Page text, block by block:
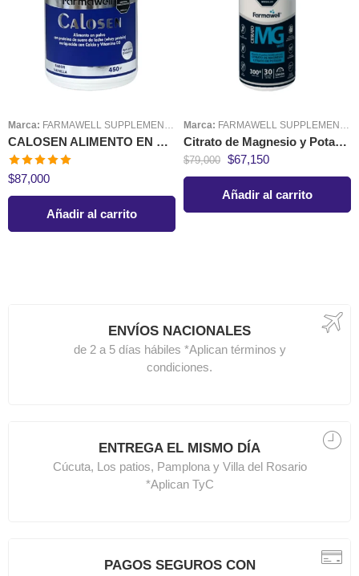
Marca: FARMAWELL SUPPLEMENTS
CALOSEN ALIMENTO EN POLVO CON CALCIO Y VITAMINA D3
Valorado en
5.00
$87,000
Añadir al carrito
Marca: FARMAWELL SUPPLEMENTS
Citrato de Magnesio y Potasio 300 gr Farmawell
$79,000 $67,150
Añadir al carrito
ENVÍOS NACIONALES
de 2 a 5 días hábiles *Aplican términos y
condiciones.
ENTREGA EL MISMO DÍA
Cúcuta, Los patios, Pamplona y Villa del Rosario
*Aplican TyC
PAGOS SEGUROS CON